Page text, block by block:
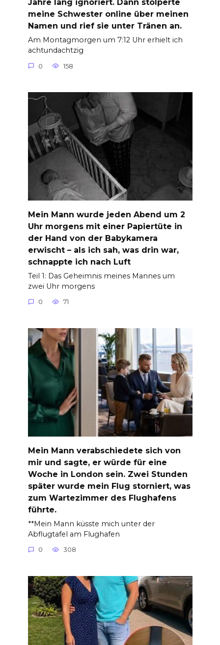
Jahre lang ignoriert. Dann stolperte
meine Schwester online über meinen
Namen und rief sie unter Tränen an.
Am Montagmorgen um 7:12 Uhr erhielt ich
achtundachtzig
0 158
Mein Mann wurde jeden Abend um 2
Uhr morgens mit einer Papiertüte in
der Hand von der Babykamera
erwischt – als ich sah, was drin war,
schnappte ich nach Luft
Teil 1: Das Geheimnis meines Mannes um
zwei Uhr morgens
0 71
Mein Mann verabschiedete sich von
mir und sagte, er würde für eine
Woche in London sein. Zwei Stunden
später wurde mein Flug storniert, was
zum Wartezimmer des Flughafens
führte.
**Mein Mann küsste mich unter der
Abflugtafel am Flughafen
0 308